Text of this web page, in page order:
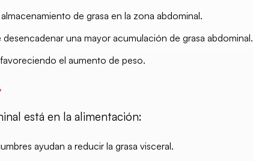
de grasa en la zona abdominal.
una mayor acumulación de grasa abdominal.
el aumento de peso.
está en la alimentación:
ayudan a reducir la grasa visceral.